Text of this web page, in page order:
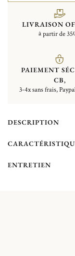
LIVRAISON
à partir de
PAIEMENT
CB,
3-4x sans frais,
DESCRIPTION
ENTRETIEN